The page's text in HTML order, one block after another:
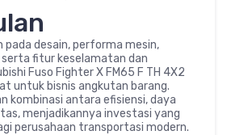
pada desain, performa mesin,
fitur keselamatan dan
Fuso Fighter X FM65 F TH 4X2
untuk bisnis angkutan barang.
kombinasi antara efisiensi, daya
menjadikannya investasi yang
perusahaan transportasi modern.